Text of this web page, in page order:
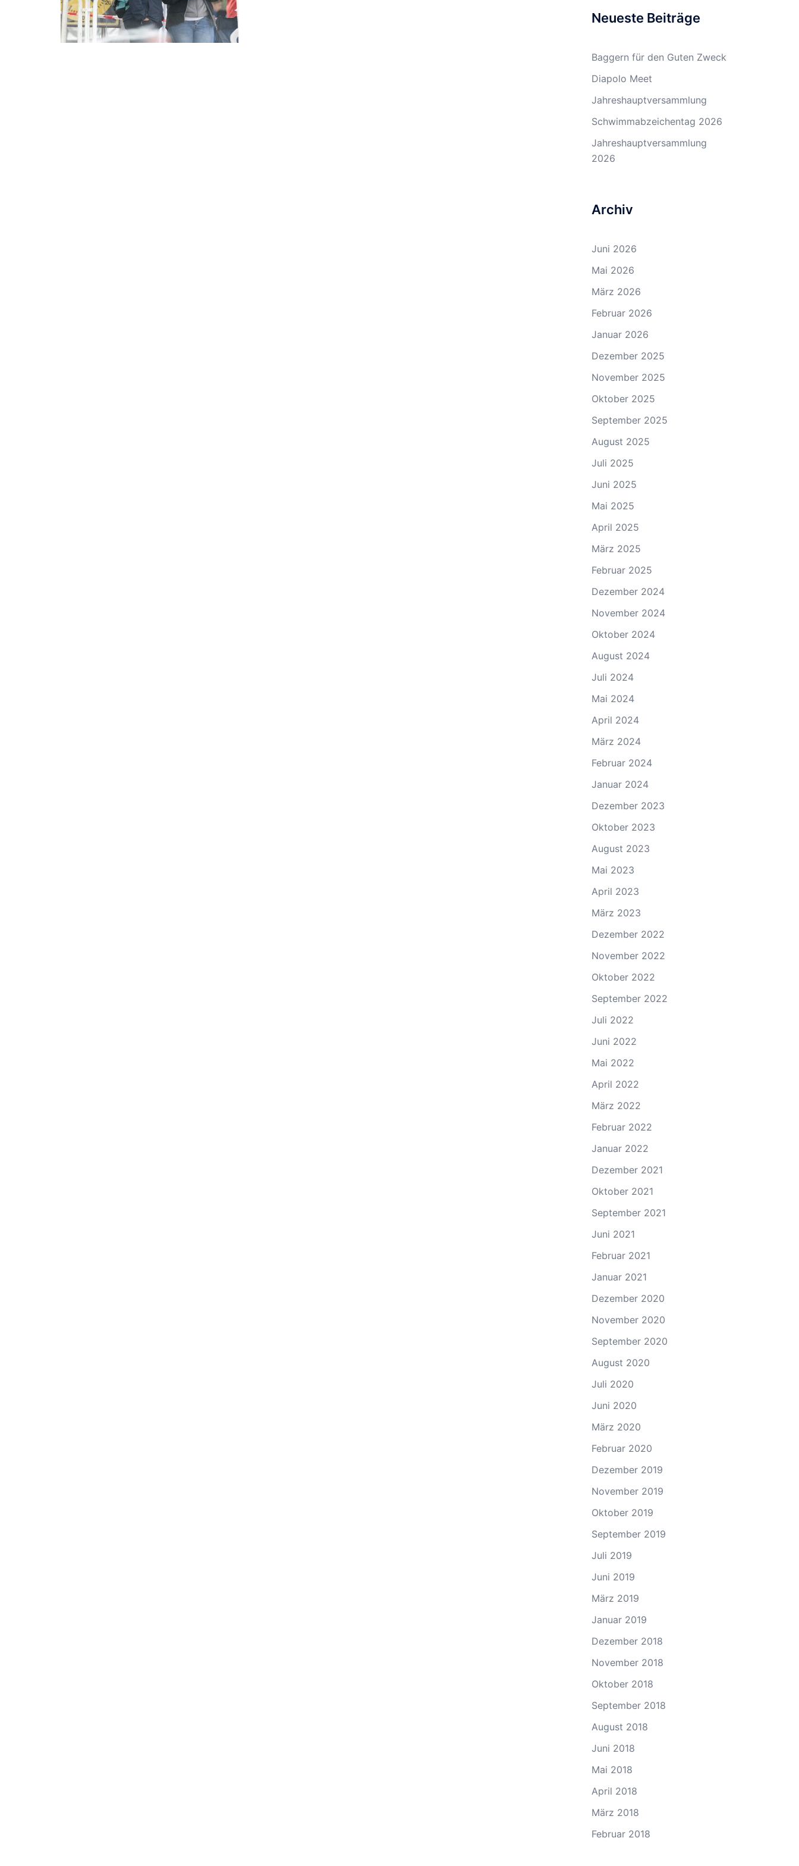
Neueste Beiträge
Baggern für den Guten Zweck
Diapolo Meet
Jahreshauptversammlung
Schwimmabzeichentag 2026
Jahreshauptversammlung
2026
Archiv
Juni 2026
Mai 2026
März 2026
Februar 2026
Januar 2026
Dezember 2025
November 2025
Oktober 2025
September 2025
August 2025
Juli 2025
Juni 2025
Mai 2025
April 2025
März 2025
Februar 2025
Dezember 2024
November 2024
Oktober 2024
August 2024
Juli 2024
Mai 2024
April 2024
März 2024
Februar 2024
Januar 2024
Dezember 2023
Oktober 2023
August 2023
Mai 2023
April 2023
März 2023
Dezember 2022
November 2022
Oktober 2022
September 2022
Juli 2022
Juni 2022
Mai 2022
April 2022
März 2022
Februar 2022
Januar 2022
Dezember 2021
Oktober 2021
September 2021
Juni 2021
Februar 2021
Januar 2021
Dezember 2020
November 2020
September 2020
August 2020
Juli 2020
Juni 2020
März 2020
Februar 2020
Dezember 2019
November 2019
Oktober 2019
September 2019
Juli 2019
Juni 2019
März 2019
Januar 2019
Dezember 2018
November 2018
Oktober 2018
September 2018
August 2018
Juni 2018
Mai 2018
April 2018
März 2018
Februar 2018